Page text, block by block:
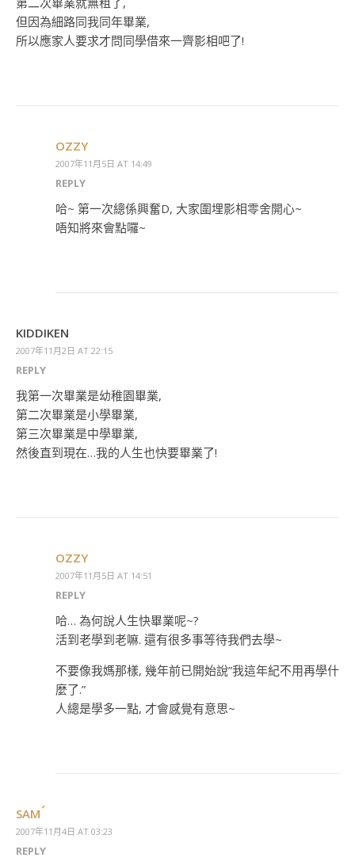
但因為細路同我同年畢業,
所以應家人要求才問同學借來一齊影相吧了!
OZZY
2007年11月5日 AT 14:49
REPLY
哈~ 第一次總係興奮D, 大家圍埋影相零舍開心~
唔知將來會點囉~
KIDDIKEN
2007年11月2日 AT 22:15
REPLY
我第一次畢業是幼稚園畢業,
第二次畢業是小學畢業,
第三次畢業是中學畢業,
然後直到現在…我的人生也快要畢業了!
OZZY
2007年11月5日 AT 14:51
REPLY
哈… 為何說人生快畢業呢~?
活到老學到老嘛. 還有很多事等待我們去學~
不要像我媽那樣, 幾年前已開始說”我這年紀不用再學什
麼了.”
人總是學多一點, 才會感覺有意思~
SAM
2007年11月4日 AT 03:23
REPLY